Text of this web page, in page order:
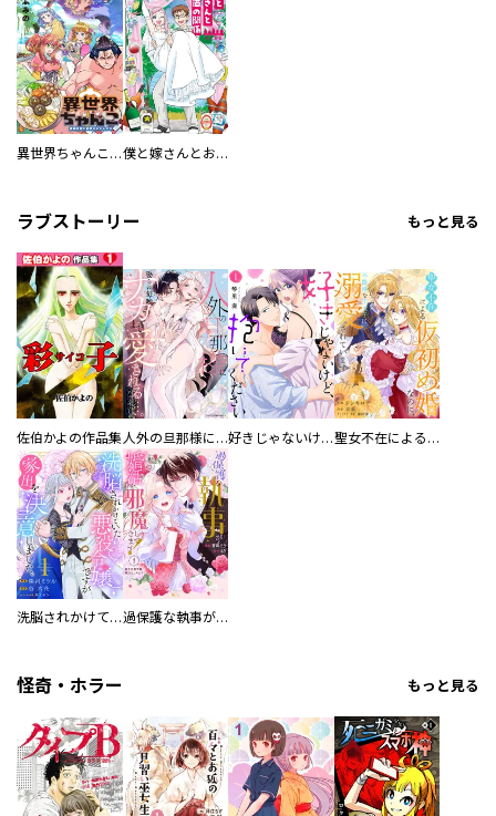
異世界ちゃんこ～横綱目前に召喚されたんだが～ 【連載版】 僕と嫁さんとお酒の関係
ラブストーリー もっと見る
佐伯かよの作品集 人外の旦那様に娶られ毎晩ナカまで愛される…。アンソロジー 好きじゃないけど、抱いてください【電子単行本版／特典おまけ付き】 聖女不在による仮初め婚なのに、不器用な王太子に溺愛されています【電子単行本版／特典おまけ付き】
洗脳されかけていた悪役令嬢ですが家出を決意しました。【電子単行本版／特典おまけ付き】 過保護な執事が私の婚活を邪魔してきます！ 分冊版
怪奇・ホラー もっと見る